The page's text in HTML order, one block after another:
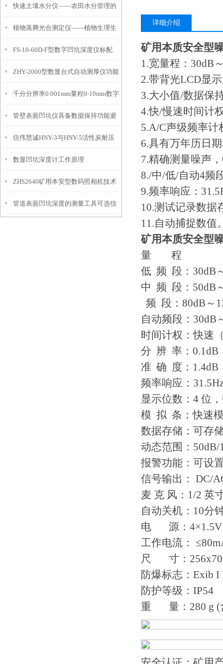
快速土壤水分仪——农田水分管理的
便携式检测工具
植物蒸腾光合测定仪——植物生理生
态的实时监测设备
FS-10-60D-F型数字凹坑深度仪标配
IP54级表头分辨率0.01mm量程
10mm！
ZHY-2000型数显台式自动测厚仪功能
特点
千分分辨率0.001mm量程0-10mm数字
埋头度仪技术参数！
管壁表面凹坑仪具备数据保持功能避
免测试过程中测针移动导致数据变动
信伟慧诚HNY-3与HNY-5活性炭耐压
强度测定仪技术参数！
数显凹坑深度计工作原理
ZHS2640矿用本安型数码照相机技术
参数！
管道表面凹坑深度的测量工具可选信
详细介绍
矿用本质安全型
1.宽量程：30dB
2.带背光LCD显
3.大小值/数据保
4.快/慢速时间计
5.A/C声级频率计
6.具有万年历日
7.精确测量噪声
8./中/低/自动4频
9.频率响应：
10.测试记录数据
11.自动捕捉数值
矿用本质安全型
量 程
低 频 段：30dB
中 频 段：50dB
频 段：80dB～
自动频段：30dB
时间计权：快速
分 辨 率：0.1dB
准 确 度：1.4dB
频率响应：
显示位数：4 位
模 拟 条：快速
数据存储：可存
动态范围：50dB/
报警功能：可设
信号输出： DC/
麦 克 风：1/2 英
自动关机：10分
电 源：
工作电流：
尺 寸：
防爆标志：Exib I
防护等级：IP54
重 量：280 g (